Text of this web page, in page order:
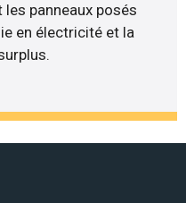
panneaux posés
en électricité et la